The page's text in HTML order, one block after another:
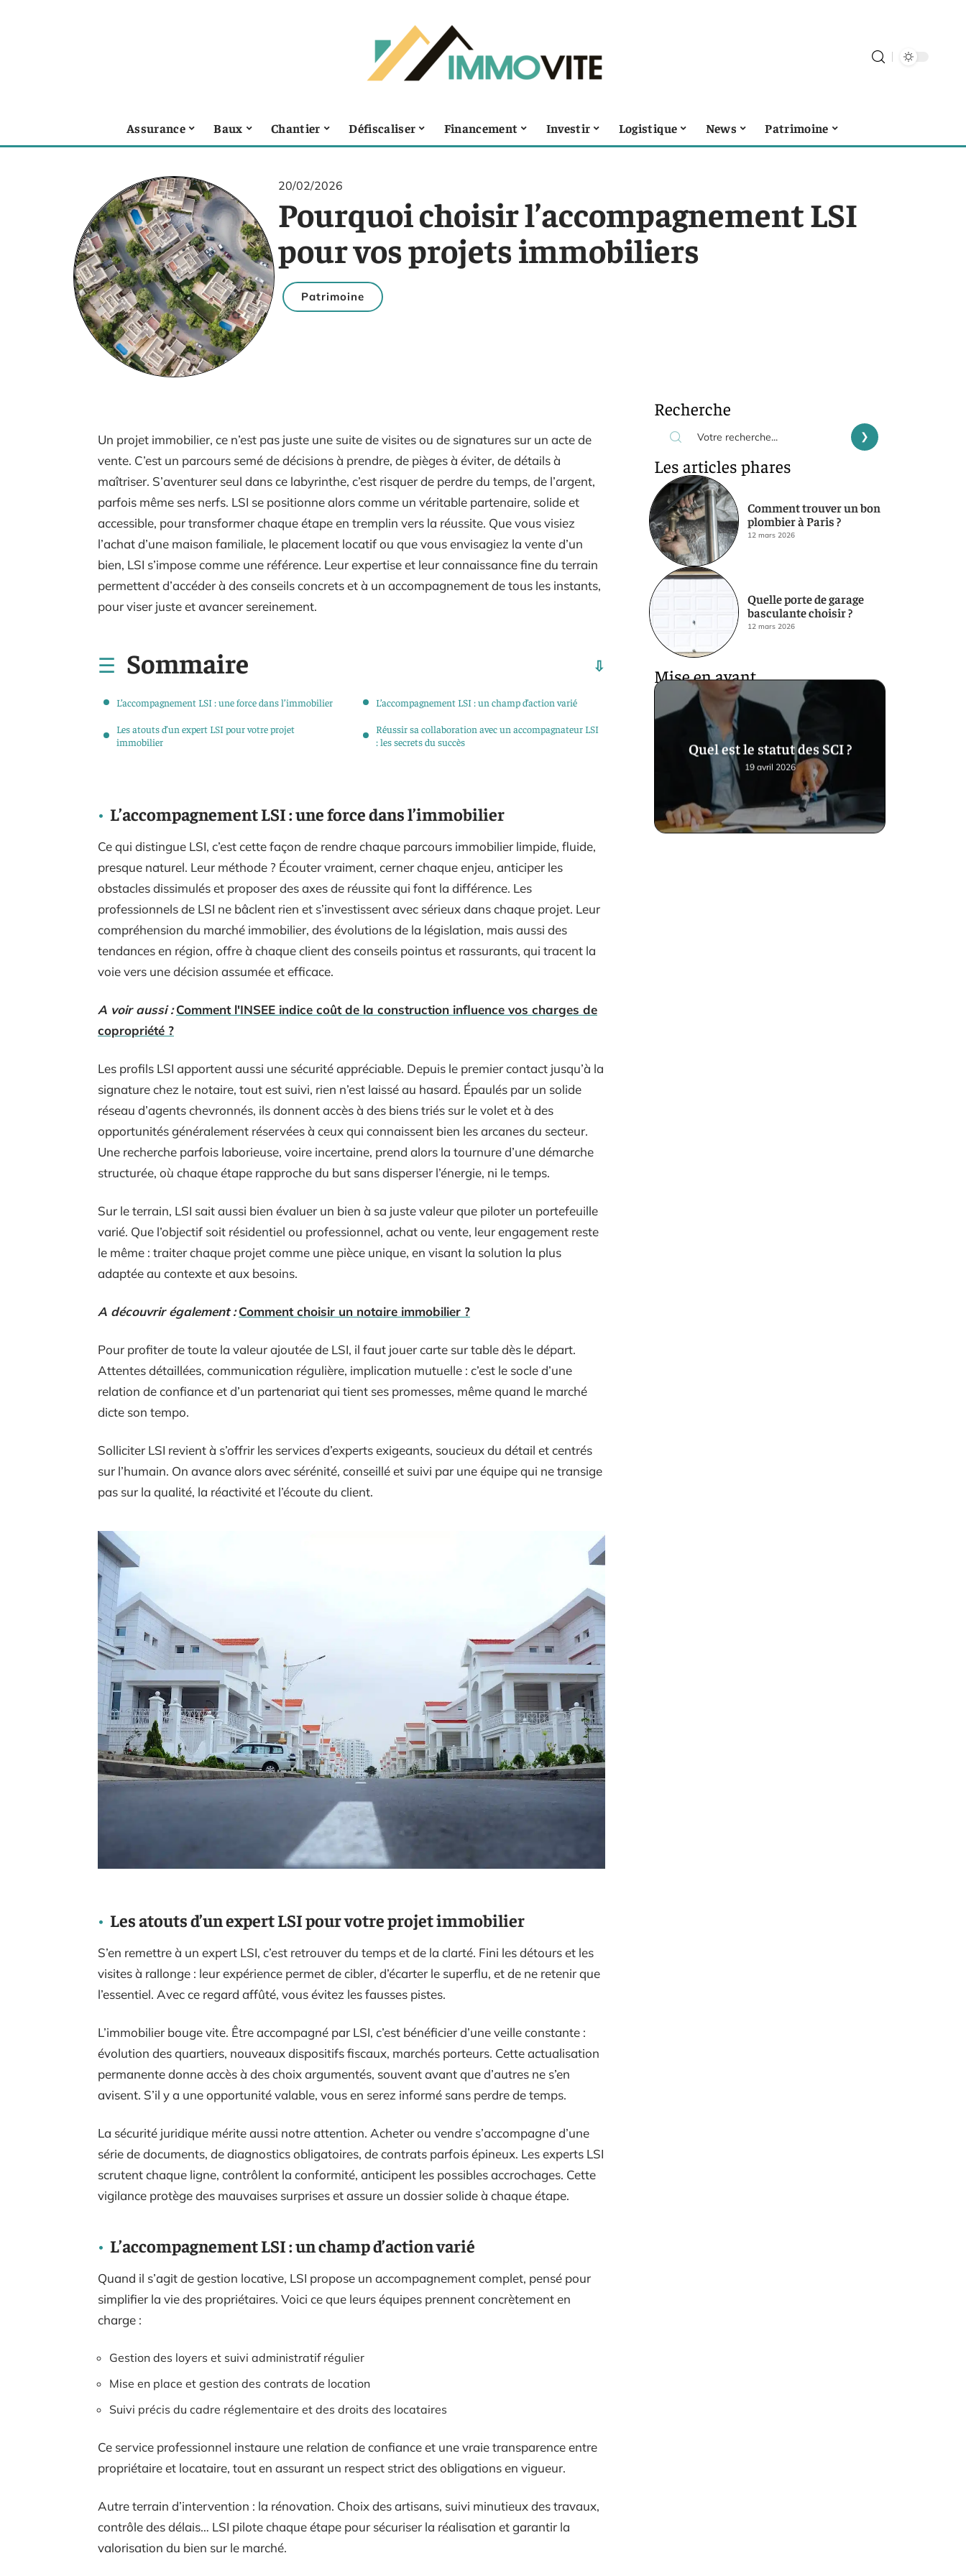
Assurance Baux Chantier Défiscaliser Financement Investir Logistique News Patrimoine
20/02/2026
Pourquoi choisir l’accompagnement LSI
pour vos projets immobiliers
Patrimoine
Un projet immobilier, ce n’est pas juste une suite de visites ou de signatures sur un acte de
vente. C’est un parcours semé de décisions à prendre, de pièges à éviter, de détails à
maîtriser. S’aventurer seul dans ce labyrinthe, c’est risquer de perdre du temps, de l’argent,
parfois même ses nerfs. LSI se positionne alors comme un véritable partenaire, solide et
accessible, pour transformer chaque étape en tremplin vers la réussite. Que vous visiez
l’achat d’une maison familiale, le placement locatif ou que vous envisagiez la vente d’un
bien, LSI s’impose comme une référence. Leur expertise et leur connaissance fine du terrain
permettent d’accéder à des conseils concrets et à un accompagnement de tous les instants,
pour viser juste et avancer sereinement.
Sommaire
L’accompagnement LSI : une force dans l’immobilier
Les atouts d’un expert LSI pour votre projet
immobilier
L’accompagnement LSI : un champ d’action varié
Réussir sa collaboration avec un accompagnateur LSI
: les secrets du succès
L’accompagnement LSI : une force dans l’immobilier
Ce qui distingue LSI, c’est cette façon de rendre chaque parcours immobilier limpide, fluide,
presque naturel. Leur méthode ? Écouter vraiment, cerner chaque enjeu, anticiper les
obstacles dissimulés et proposer des axes de réussite qui font la différence. Les
professionnels de LSI ne bâclent rien et s’investissent avec sérieux dans chaque projet. Leur
compréhension du marché immobilier, des évolutions de la législation, mais aussi des
tendances en région, offre à chaque client des conseils pointus et rassurants, qui tracent la
voie vers une décision assumée et efficace.
A voir aussi : Comment l'INSEE indice coût de la construction influence vos charges de
copropriété ?
Les profils LSI apportent aussi une sécurité appréciable. Depuis le premier contact jusqu’à la
signature chez le notaire, tout est suivi, rien n’est laissé au hasard. Épaulés par un solide
réseau d’agents chevronnés, ils donnent accès à des biens triés sur le volet et à des
opportunités généralement réservées à ceux qui connaissent bien les arcanes du secteur.
Une recherche parfois laborieuse, voire incertaine, prend alors la tournure d’une démarche
structurée, où chaque étape rapproche du but sans disperser l’énergie, ni le temps.
Sur le terrain, LSI sait aussi bien évaluer un bien à sa juste valeur que piloter un portefeuille
varié. Que l’objectif soit résidentiel ou professionnel, achat ou vente, leur engagement reste
le même : traiter chaque projet comme une pièce unique, en visant la solution la plus
adaptée au contexte et aux besoins.
A découvrir également : Comment choisir un notaire immobilier ?
Pour profiter de toute la valeur ajoutée de LSI, il faut jouer carte sur table dès le départ.
Attentes détaillées, communication régulière, implication mutuelle : c’est le socle d’une
relation de confiance et d’un partenariat qui tient ses promesses, même quand le marché
dicte son tempo.
Solliciter LSI revient à s’offrir les services d’experts exigeants, soucieux du détail et centrés
sur l’humain. On avance alors avec sérénité, conseillé et suivi par une équipe qui ne transige
pas sur la qualité, la réactivité et l’écoute du client.
Les atouts d’un expert LSI pour votre projet immobilier
S’en remettre à un expert LSI, c’est retrouver du temps et de la clarté. Fini les détours et les
visites à rallonge : leur expérience permet de cibler, d’écarter le superflu, et de ne retenir que
l’essentiel. Avec ce regard affûté, vous évitez les fausses pistes.
L’immobilier bouge vite. Être accompagné par LSI, c’est bénéficier d’une veille constante :
évolution des quartiers, nouveaux dispositifs fiscaux, marchés porteurs. Cette actualisation
permanente donne accès à des choix argumentés, souvent avant que d’autres ne s’en
avisent. S’il y a une opportunité valable, vous en serez informé sans perdre de temps.
La sécurité juridique mérite aussi notre attention. Acheter ou vendre s’accompagne d’une
série de documents, de diagnostics obligatoires, de contrats parfois épineux. Les experts LSI
scrutent chaque ligne, contrôlent la conformité, anticipent les possibles accrochages. Cette
vigilance protège des mauvaises surprises et assure un dossier solide à chaque étape.
L’accompagnement LSI : un champ d’action varié
Quand il s’agit de gestion locative, LSI propose un accompagnement complet, pensé pour
simplifier la vie des propriétaires. Voici ce que leurs équipes prennent concrètement en
charge :
Gestion des loyers et suivi administratif régulier
Mise en place et gestion des contrats de location
Suivi précis du cadre réglementaire et des droits des locataires
Ce service professionnel instaure une relation de confiance et une vraie transparence entre
propriétaire et locataire, tout en assurant un respect strict des obligations en vigueur.
Autre terrain d’intervention : la rénovation. Choix des artisans, suivi minutieux des travaux,
contrôle des délais… LSI pilote chaque étape pour sécuriser la réalisation et garantir la
valorisation du bien sur le marché.
Recherche
Les articles phares
Comment trouver un bon
plombier à Paris ?
12 mars 2026
Quelle porte de garage
basculante choisir ?
12 mars 2026
Mise en avant
Quel est le statut des SCI ?
19 avril 2026